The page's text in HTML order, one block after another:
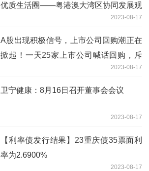
优质生活圈——粤港澳大湾区协同发展观
2023-08-17
A股出现积极信号，上市公司回购潮正在
掀起！一天25家上市公司喊话回购，斥
2023-08-17
卫宁健康：8月16日召开董事会会议
2023-08-17
【利率债发行结果】23重庆债35票面利
率为2.6900%
2023-08-17